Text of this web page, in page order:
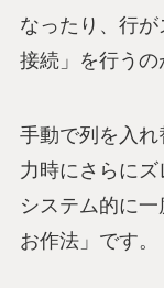
なったり、行
接続」を行うの
手動で列を入
力時にさらにズ
システム的に
お作法」です。